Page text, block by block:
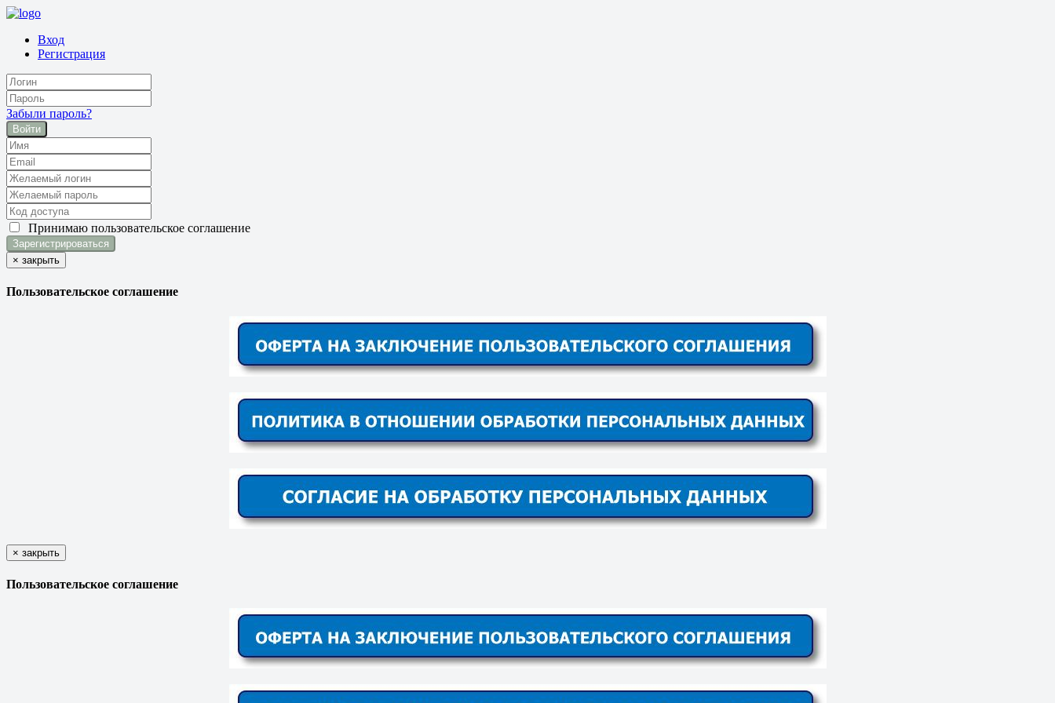
Вход
Регистрация
Забыли пароль?
Войти
Принимаю пользовательское соглашение
× закрыть
Пользовательское соглашение
× закрыть
Пользовательское соглашение